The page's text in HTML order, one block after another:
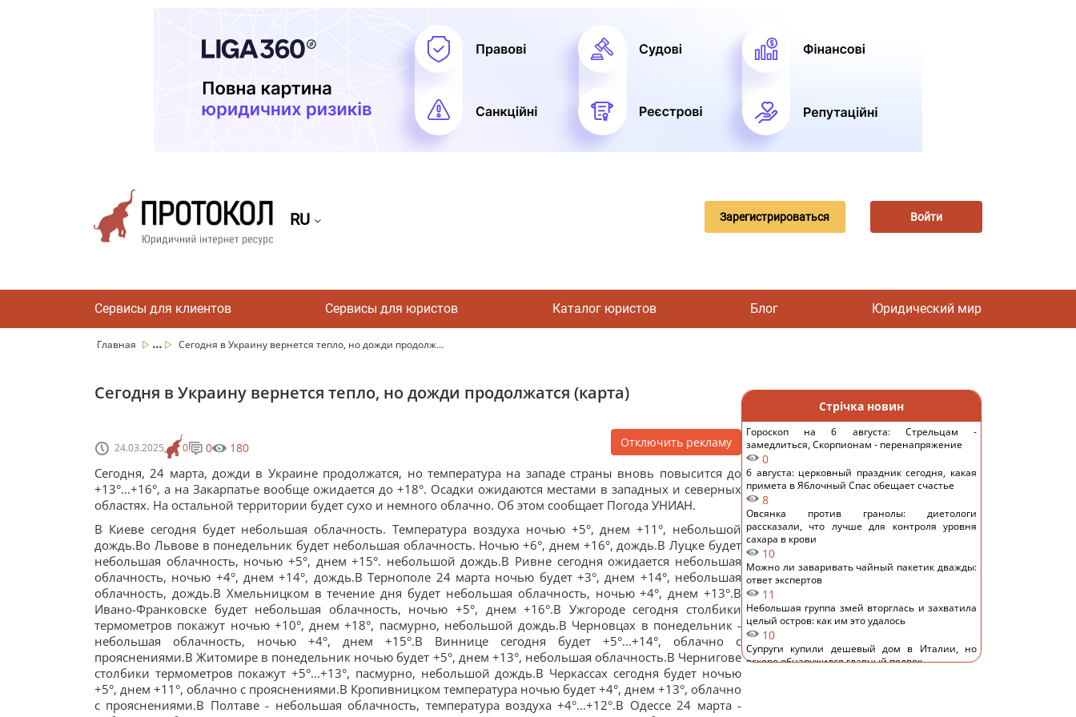
RU Зарегистрироваться Войти
Сервисы для клиентов Сервисы для юристов Каталог юристов Блог Юридический мир
Главная ... Сегодня в Украину вернется тепло, но дожди продолж...
Сегодня в Украину вернется тепло, но дожди продолжатся (карта)
24.03.2025 0 0 180 Отключить рекламу
Сегодня, 24 марта, дожди в Украине продолжатся, но температура на западе страны вновь повысится до
+13°...+16°, а на Закарпатье вообще ожидается до +18°. Осадки ожидаются местами в западных и северных
областях. На остальной территории будет сухо и немного облачно. Об этом сообщает Погода УНИАН.
В Киеве сегодня будет небольшая облачность. Температура воздуха ночью +5°, днем +11°, небольшой
дождь.Во Львове в понедельник будет небольшая облачность. Ночью +6°, днем +16°, дождь.В Луцке будет
небольшая облачность, ночью +5°, днем +15°. небольшой дождь.В Ривне сегодня ожидается небольшая
облачность, ночью +4°, днем +14°, дождь.В Тернополе 24 марта ночью будет +3°, днем +14°, небольшая
облачность, дождь.В Хмельницком в течение дня будет небольшая облачность, ночью +4°, днем +13°.В
Ивано-Франковске будет небольшая облачность, ночью +5°, днем +16°.В Ужгороде сегодня столбики
термометров покажут ночью +10°, днем +18°, пасмурно, небольшой дождь.В Черновцах в понедельник -
небольшая облачность, ночью +4°, днем +15°.В Виннице сегодня будет +5°...+14°, облачно с
прояснениями.В Житомире в понедельник ночью будет +5°, днем +13°, небольшая облачность.В Чернигове
столбики термометров покажут +5°...+13°, пасмурно, небольшой дождь.В Черкассах сегодня будет ночью
+5°, днем +11°, облачно с прояснениями.В Кропивницком температура ночью будет +4°, днем +13°, облачно
с прояснениями.В Полтаве - небольшая облачность, температура воздуха +4°...+12°.В Одессе 24 марта -
Стрічка новин
Гороскоп на 6 августа: Стрельцам -
замедлиться, Скорпионам - перенапряжение
0
6 августа: церковный праздник сегодня, какая
примета в Яблочный Спас обещает счастье
8
Овсянка против гранолы: диетологи
рассказали, что лучше для контроля уровня
сахара в крови
10
Можно ли заваривать чайный пакетик дважды:
ответ экспертов
11
Небольшая группа змей вторглась и захватила
целый остров: как им это удалось
10
Супруги купили дешевый дом в Италии, но
вскоре обнаружился главный подвох